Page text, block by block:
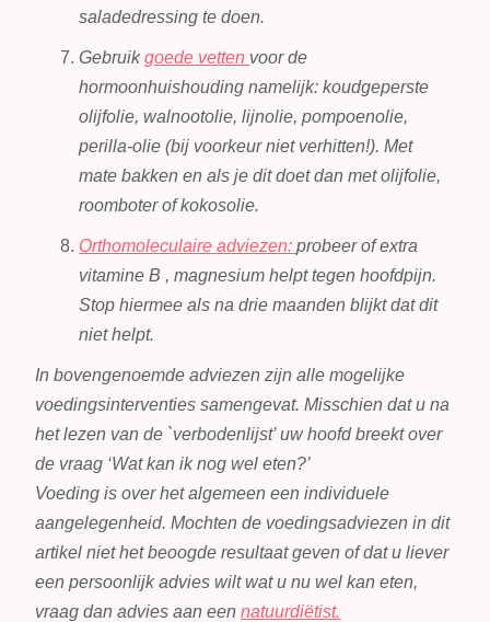
saladedressing te doen.
Gebruikgoede vetten voor de
hormoonhuishouding namelijk: koudgeperste
olijfolie, walnootolie, lijnolie, pompoenolie,
perilla-olie (bij voorkeur niet verhitten!). Met
mate bakken en als je dit doet dan met olijfolie,
roomboter of kokosolie.
Orthomoleculaire adviezen:probeer of extra
vitamine B , magnesium helpt tegen hoofdpijn.
Stop hiermee als na drie maanden blijkt dat dit
niet helpt.
In bovengenoemde adviezen zijn alle mogelijke
voedingsinterventies samengevat. Misschien dat u na
het lezen van de `verbodenlijst’ uw hoofd breekt over
de vraag ‘Wat kan ik nog wel eten?’
Voeding is over het algemeen een individuele
aangelegenheid. Mochten de voedingsadviezen in dit
artikel niet het beoogde resultaat geven of dat u liever
een persoonlijk advies wilt wat u nu wel kan eten,
vraag dan advies aan eennatuurdiëtist.